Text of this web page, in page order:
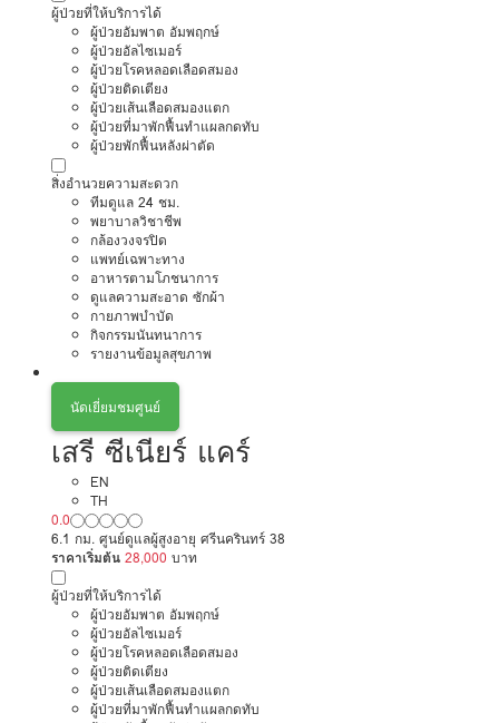
ผู้ป่วยที่ให้บริการได้
ผู้ป่วยอัมพาต อัมพฤกษ์
ผู้ป่วยอัลไซเมอร์
ผู้ป่วยโรคหลอดเลือดสมอง
ผู้ป่วยติดเตียง
ผู้ป่วยเส้นเลือดสมองแตก
ผู้ป่วยที่มาพักฟื้นทำแผลกดทับ
ผู้ป่วยพักฟื้นหลังผ่าตัด
สิ่งอำนวยความสะดวก
ทีมดูแล 24 ชม.
พยาบาลวิชาชีพ
กล้องวงจรปิด
แพทย์เฉพาะทาง
อาหารตามโภชนาการ
ดูแลความสะอาด ซักผ้า
กายภาพบำบัด
กิจกรรมนันทนาการ
รายงานข้อมูลสุขภาพ
นัดเยี่ยมชมศูนย์
เสรี ซีเนียร์ แคร์
EN
TH
0.0
6.1 กม. ศูนย์ดูแลผู้สูงอายุ ศรีนครินทร์ 38
ราคาเริ่มต้น 28,000 บาท
ผู้ป่วยที่ให้บริการได้
ผู้ป่วยอัมพาต อัมพฤกษ์
ผู้ป่วยอัลไซเมอร์
ผู้ป่วยโรคหลอดเลือดสมอง
ผู้ป่วยติดเตียง
ผู้ป่วยเส้นเลือดสมองแตก
ผู้ป่วยที่มาพักฟื้นทำแผลกดทับ